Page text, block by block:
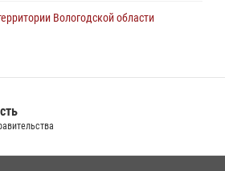
Вологодской области
задержали мужчин, устроивших